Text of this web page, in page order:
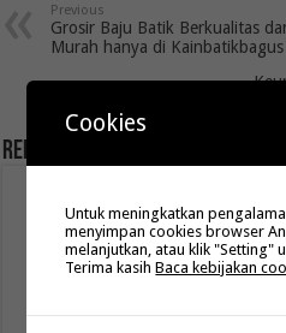
Previous
Grosir Baju Batik Berkualitas
Murah hanya di Kainbatikbagus
Related Articles
Cookies
Untuk meningkatkan
menyimpan cookies browser
melanjutkan, atau klik "Setting"
Terima kasihBaca kebijakan